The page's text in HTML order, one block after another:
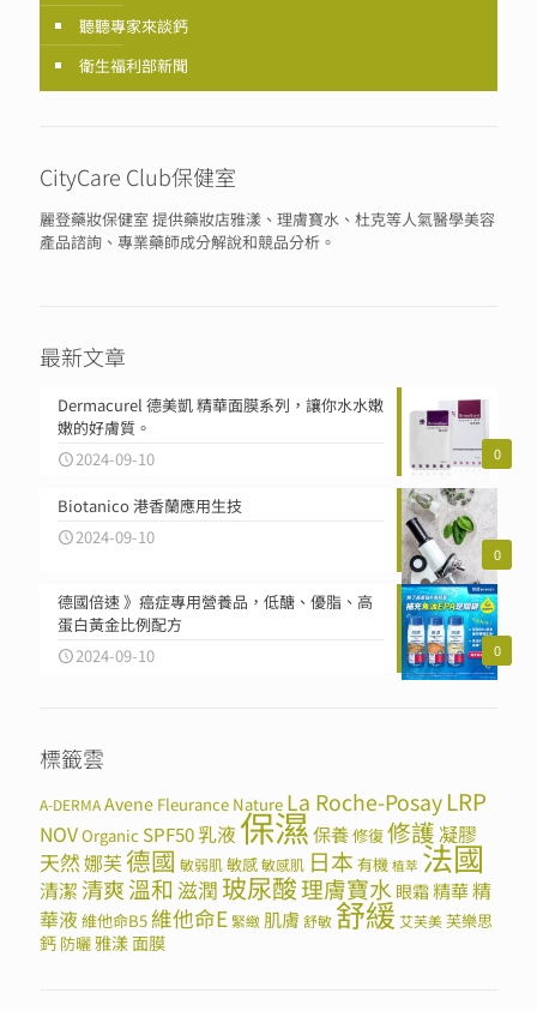
聽聽專家來談鈣
衛生福利部新聞
CityCare Club保健室
麗登藥妝保健室 提供藥妝店雅漾、理膚寶水、杜克等人氣醫學美容
產品諮詢、專業藥師成分解說和競品分析。
最新文章
0
Dermacurel 德美凱 精華面膜系列，讓你水水嫩
嫩的好膚質。
2024-09-10
0
Biotanico 港香蘭應用生技
2024-09-10
0
德國倍速 》癌症專用營養品，低醣、優脂、高
蛋白黃金比例配方
2024-09-10
標籤雲
A-DERMAAvene Fleurance Nature La Roche-PosayLRP
NOVOrganic SPF50乳液保濕保養修復修護凝膠
天然娜芙德國 敏弱肌敏感敏感肌 日本 有機 植萃 法國
清潔清爽溫和 滋潤 玻尿酸理膚寶水 眼霜精華精
華液維他命B5 維他命E 緊緻 肌膚 舒敏 舒緩 艾芙美芙樂思
鈣 防曬雅漾面膜